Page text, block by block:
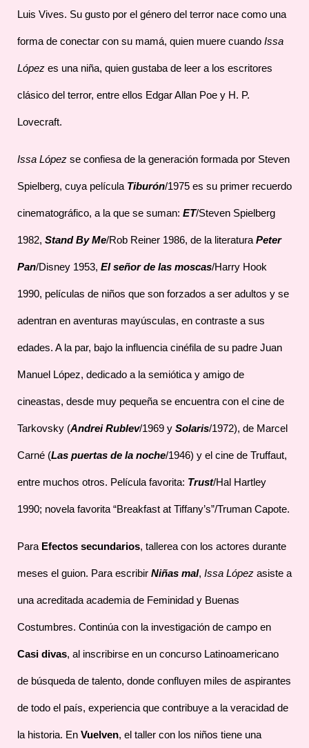
Luis Vives. Su gusto por el género del terror nace como una
forma de conectar con su mamá, quien muere cuando Issa
López es una niña, quien gustaba de leer a los escritores
clásico del terror, entre ellos Edgar Allan Poe y H. P.
Lovecraft.
Issa López se confiesa de la generación formada por Steven
Spielberg, cuya película Tiburón/1975 es su primer recuerdo
cinematográfico, a la que se suman: ET/Steven Spielberg
1982, Stand By Me/Rob Reiner 1986, de la literatura Peter
Pan/Disney 1953, El señor de las moscas/Harry Hook
1990, películas de niños que son forzados a ser adultos y se
adentran en aventuras mayúsculas, en contraste a sus
edades. A la par, bajo la influencia cinéfila de su padre Juan
Manuel López, dedicado a la semiótica y amigo de
cineastas, desde muy pequeña se encuentra con el cine de
Tarkovsky (Andrei Rublev/1969 y Solaris/1972), de Marcel
Carné (Las puertas de la noche/1946) y el cine de Truffaut,
entre muchos otros. Película favorita: Trust/Hal Hartley
1990; novela favorita “Breakfast at Tiffany’s”/Truman Capote.
Para Efectos secundarios, tallerea con los actores durante
meses el guion. Para escribir Niñas mal, Issa López asiste a
una acreditada academia de Feminidad y Buenas
Costumbres. Continúa con la investigación de campo en
Casi divas, al inscribirse en un concurso Latinoamericano
de búsqueda de talento, donde confluyen miles de aspirantes
de todo el país, experiencia que contribuye a la veracidad de
la historia. En Vuelven, el taller con los niños tiene una